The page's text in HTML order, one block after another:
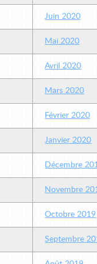
Juin 2020
Mai 2020
Avril 2020
Mars 2020
Février 2020
Janvier 2020
Décembre
Novembre
Octobre 2019
Septembre